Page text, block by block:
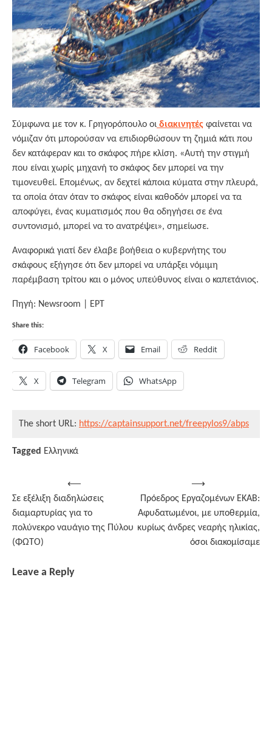
Σύμφωνα με τον κ. Γρηγορόπουλο οι διακινητές φαίνεται να
νόμιζαν ότι μπορούσαν να επιδιορθώσουν τη ζημιά κάτι που
δεν κατάφεραν και το σκάφος πήρε κλίση. «Αυτή την στιγμή
που είναι χωρίς μηχανή το σκάφος δεν μπορεί να την
τιμονευθεί. Επομένως, αν δεχτεί κάποια κύματα στην πλευρά,
τα οποία όταν όταν το σκάφος είναι καθοδόν μπορεί να τα
αποφύγει, ένας κυματισμός που θα οδηγήσει σε ένα
συντονισμό, μπορεί να το ανατρέψει», σημείωσε.
Αναφορικά γιατί δεν έλαβε βοήθεια ο κυβερνήτης του
σκάφους εξήγησε ότι δεν μπορεί να υπάρξει νόμιμη
παρέμβαση τρίτου και ο μόνος υπεύθυνος είναι ο καπετάνιος.
Πηγή: Newsroom | EΡΤ
Share this:
Facebook X Email Reddit
X Telegram WhatsApp
The short URL: https://captainsupport.net/freepylos9/abps
Tagged Ελληνικά
navigation
⟵
Σε εξέλιξη διαδηλώσεις
διαμαρτυρίας για το
πολύνεκρο ναυάγιο της Πύλου
(ΦΩΤΟ)
Πρόεδρος Εργαζομένων ΕΚΑΒ:
Αφυδατωμένοι, με υποθερμία,
κυρίως άνδρες νεαρής ηλικίας,
όσοι διακομίσαμε
⟶
Leave a Reply